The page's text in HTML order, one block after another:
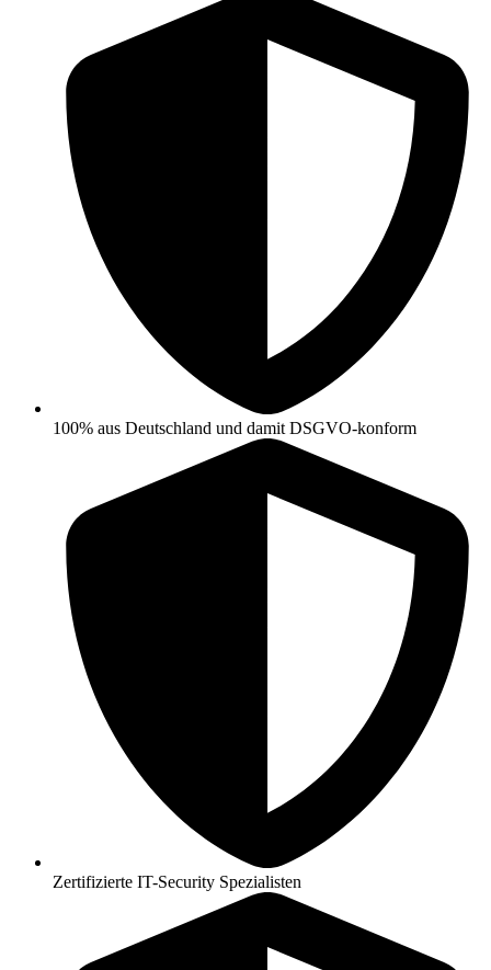
100% aus Deutschland und damit DSGVO-konform
Zertifizierte IT-Security Spezialisten